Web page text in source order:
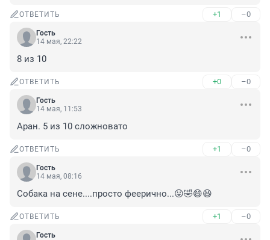
ОТВЕТИТЬ +1 –0
Гость
14 мая, 22:22
8 из 10
ОТВЕТИТЬ +0 –0
Гость
14 мая, 11:53
Аран. 5 из 10 сложновато
ОТВЕТИТЬ +1 –0
Гость
14 мая, 08:16
Собака на сене....просто феерично...😛🤣😄😆
ОТВЕТИТЬ +1 –0
Гость